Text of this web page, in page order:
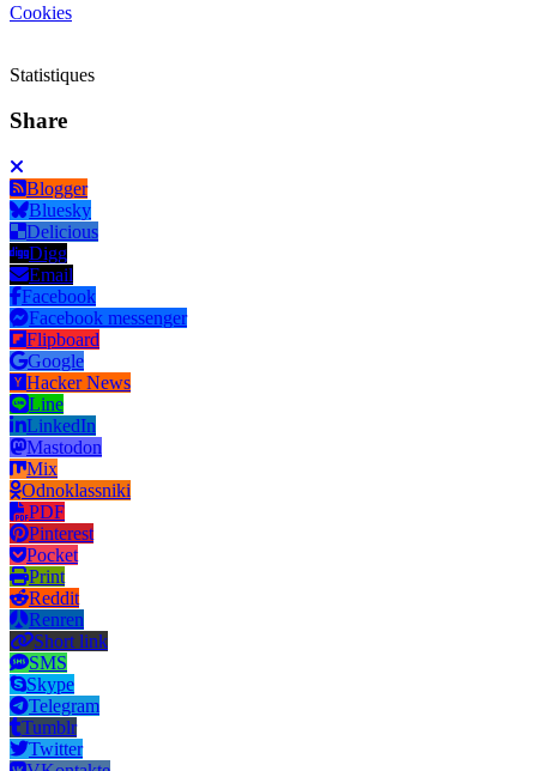
Cookies
Statistiques
Share
Blogger
Bluesky
Delicious
Digg
Email
Facebook
Facebook messenger
Flipboard
Google
Hacker News
Line
LinkedIn
Mastodon
Mix
Odnoklassniki
PDF
Pinterest
Pocket
Print
Reddit
Renren
Short link
SMS
Skype
Telegram
Tumblr
Twitter